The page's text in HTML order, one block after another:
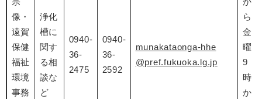
像・
遠賀
保健
福祉
環境
事務
浄化
槽に
関す
る相
談な
ど
0940-
36-
2475
0940-
36-
2592
munakataonga-hhe
@pref.fukuoka.lg.jp
ら
金
曜
9
時
か